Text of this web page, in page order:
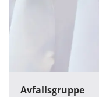
Avfallsgruppe